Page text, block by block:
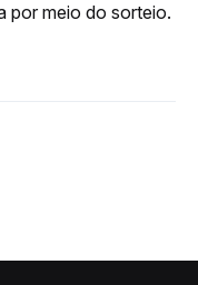
por meio do sorteio.